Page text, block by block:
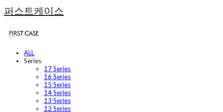
퍼스트케이스
ALL
Series
17 Series
16 Series
15 Series
14 Series
13 Series
12 Series